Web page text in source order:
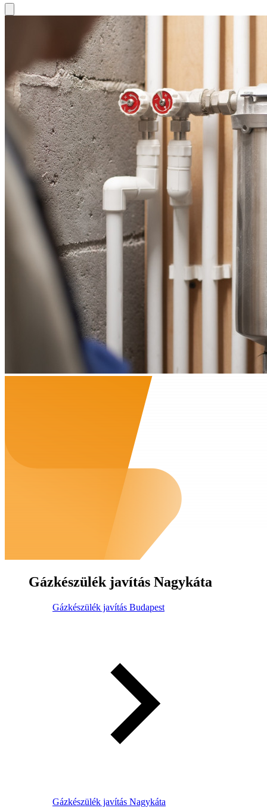
Gázkészülék javítás Nagykáta
Gázkészülék javítás Budapest
Gázkészülék javítás Nagykáta